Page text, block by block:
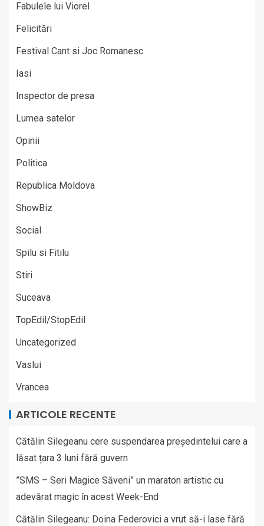
Fabulele lui Viorel
Felicitări
Festival Cant si Joc Romanesc
Iasi
Inspector de presa
Lumea satelor
Opinii
Politica
Republica Moldova
ShowBiz
Social
Spilu si Fitilu
Stiri
Suceava
TopEdil/StopEdil
Uncategorized
Vaslui
Vrancea
ARTICOLE RECENTE
Cătălin Silegeanu cere suspendarea președintelui care a
lăsat țara 3 luni fără guvern
”SMS – Seri Magice Săveni” un maraton artistic cu
adevărat magic în acest Week-End
Cătălin Silegeanu: Doina Federovici a vrut să-i lase fără